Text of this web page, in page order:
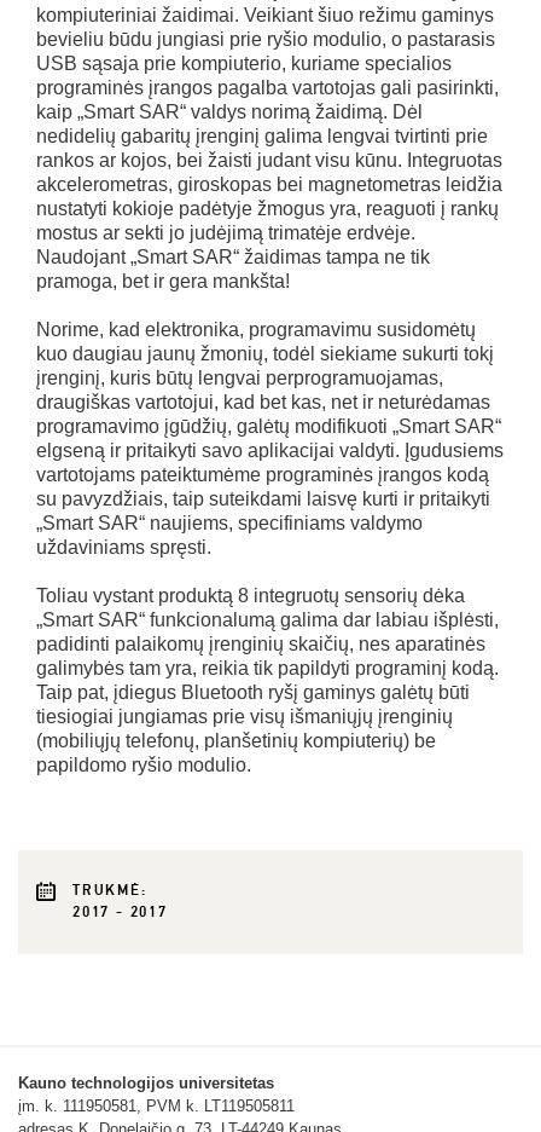
kompiuteriniai žaidimai. Veikiant šiuo režimu gaminys
bevieliu būdu jungiasi prie ryšio modulio, o pastarasis
USB sąsaja prie kompiuterio, kuriame specialios
programinės įrangos pagalba vartotojas gali pasirinkti,
kaip „Smart SAR“ valdys norimą žaidimą. Dėl
nedidelių gabaritų įrenginį galima lengvai tvirtinti prie
rankos ar kojos, bei žaisti judant visu kūnu. Integruotas
akcelerometras, giroskopas bei magnetometras leidžia
nustatyti kokioje padėtyje žmogus yra, reaguoti į rankų
mostus ar sekti jo judėjimą trimatėje erdvėje.
Naudojant „Smart SAR“ žaidimas tampa ne tik
pramoga, bet ir gera mankšta!
Norime, kad elektronika, programavimu susidomėtų
kuo daugiau jaunų žmonių, todėl siekiame sukurti tokį
įrenginį, kuris būtų lengvai perprogramuojamas,
draugiškas vartotojui, kad bet kas, net ir neturėdamas
programavimo įgūdžių, galėtų modifikuoti „Smart SAR“
elgseną ir pritaikyti savo aplikacijai valdyti. Įgudusiems
vartotojams pateiktumėme programinės įrangos kodą
su pavyzdžiais, taip suteikdami laisvę kurti ir pritaikyti
„Smart SAR“ naujiems, specifiniams valdymo
uždaviniams spręsti.
Toliau vystant produktą 8 integruotų sensorių dėka
„Smart SAR“ funkcionalumą galima dar labiau išplėsti,
padidinti palaikomų įrenginių skaičių, nes aparatinės
galimybės tam yra, reikia tik papildyti programinį kodą.
Taip pat, įdiegus Bluetooth ryšį gaminys galėtų būti
tiesiogiai jungiamas prie visų išmaniųjų įrenginių
(mobiliųjų telefonų, planšetinių kompiuterių) be
papildomo ryšio modulio.
TRUKMĖ:
2017 - 2017
Kauno technologijos universitetas
įm. k. 111950581, PVM k. LT119505811